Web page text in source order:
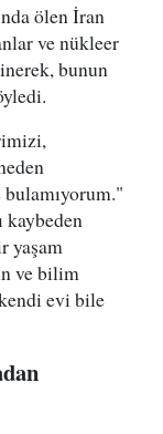
ölen İran
ve nükleer
bunun
kaybeden
yaşam
ve bilim
evi bile